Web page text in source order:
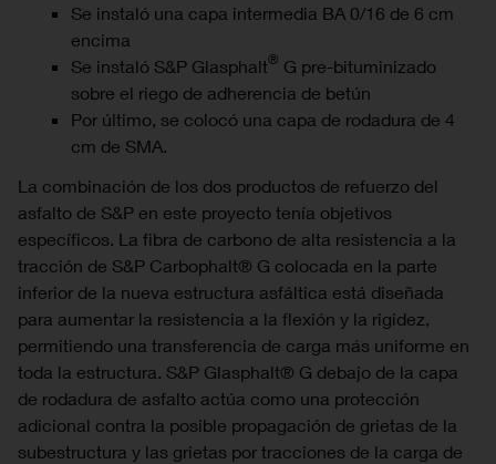
Se instaló una capa intermedia BA 0/16 de 6 cm
encima
Se instaló S&P Glasphalt® G pre-bituminizado
sobre el riego de adherencia de betún
Por último, se colocó una capa de rodadura de 4
cm de SMA.
La combinación de los dos productos de refuerzo del
asfalto de S&P en este proyecto tenía objetivos
específicos. La fibra de carbono de alta resistencia a la
tracción de S&P Carbophalt® G colocada en la parte
inferior de la nueva estructura asfáltica está diseñada
para aumentar la resistencia a la flexión y la rigidez,
permitiendo una transferencia de carga más uniforme en
toda la estructura. S&P Glasphalt® G debajo de la capa
de rodadura de asfalto actúa como una protección
adicional contra la posible propagación de grietas de la
subestructura y las grietas por tracciones de la carga de